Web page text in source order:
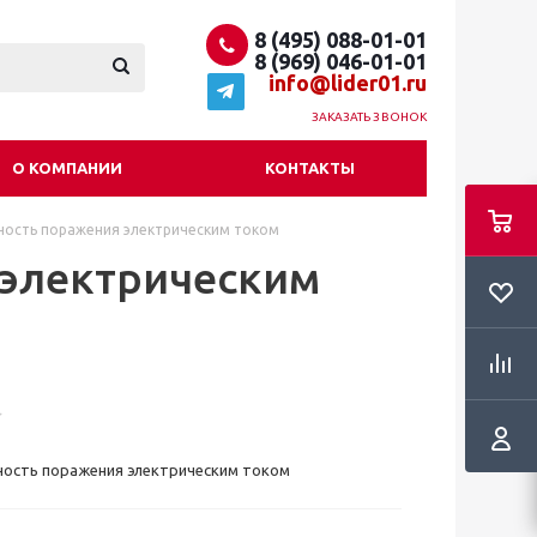
8 (495) 088-01-01
8 (969) 046-01-01
info@lider01.ru
ЗАКАЗАТЬ ЗВОНОК
О КОМПАНИИ КОНТАКТЫ
поражения электрическим током
поражения электрическим током